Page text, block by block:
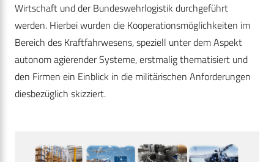
Wirtschaft und der Bundeswehrlogistik durchgeführt
werden. Hierbei wurden die Kooperationsmöglichkeiten im
Bereich des Kraftfahrwesens, speziell unter dem Aspekt
autonom agierender Systeme, erstmalig thematisiert und
den Firmen ein Einblick in die militärischen Anforderungen
diesbezüglich skizziert.